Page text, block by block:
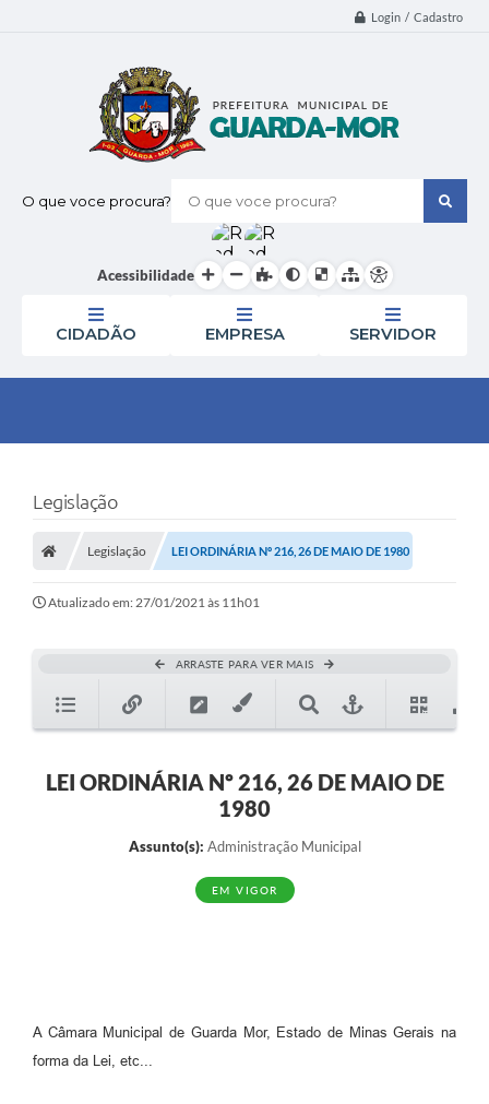
Login / Cadastro
O que voce procura?
Acessibilidade
CIDADÃO EMPRESA SERVIDOR
Legislação
Legislação LEI ORDINÁRIA Nº 216, 26 DE MAIO DE 1980
Atualizado em: 27/01/2021 às 11h01
ARRASTE PARA VER MAIS
LEI ORDINÁRIA Nº 216, 26 DE MAIO DE
1980
Assunto(s): Administração Municipal
EM VIGOR
A Câmara Municipal de Guarda Mor, Estado de Minas Gerais na
forma da Lei, etc...